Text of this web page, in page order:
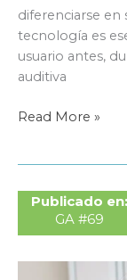
diferenciarse en
tecnología es
usuario antes,
auditiva
DANAVOX
de
cliente
en
una
Read More »
Publicado en:
GA #69